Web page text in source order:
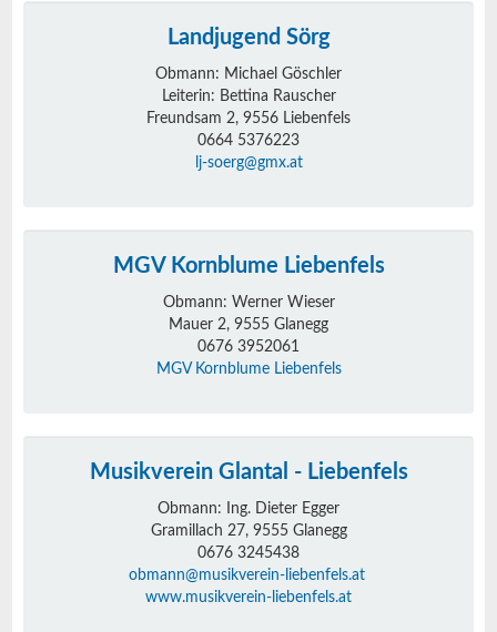
Landjugend Sörg
Obmann: Michael Göschler
Leiterin: Bettina Rauscher
Freundsam 2, 9556 Liebenfels
0664 5376223
lj-soerg@gmx.at
MGV Kornblume Liebenfels
Obmann: Werner Wieser
Mauer 2, 9555 Glanegg
0676 3952061
MGV Kornblume Liebenfels
Musikverein Glantal - Liebenfels
Obmann: Ing. Dieter Egger
Gramillach 27, 9555 Glanegg
0676 3245438
obmann@musikverein-liebenfels.at
www.musikverein-liebenfels.at